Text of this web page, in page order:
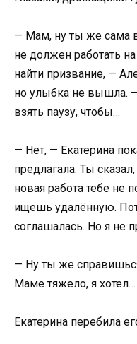
— Мам, ну ты же сама
не должен работать
найти призвание, —
но улыбка не вышла.
взять паузу, чтобы…
— Нет, — Екатерина
предлагала. Ты
новая работа тебе не
ищешь удалённую.
соглашалась. Но я не
— Ну ты же
Маме тяжело, я хотел…
Екатерина перебила